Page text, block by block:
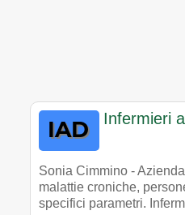
Infermieri
Sonia Cimmino -
malattie croniche,
specifici parametri.